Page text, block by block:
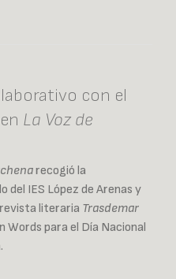
con el
La Voz de
recogió la
del IES López de Arenas y
revista literaria Trasdemar
Words para el Día Nacional